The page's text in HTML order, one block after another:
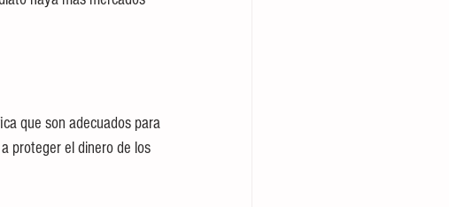
que son adecuados para
proteger el dinero de los